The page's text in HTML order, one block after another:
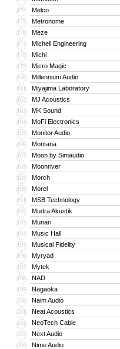
174 Melco
175 Metronome
176 Meze
177 Michell Engineering
178 Michi
179 Micro Magic
180 Millennium Audio
181 Miyajima Laboratory
182 MJ Acoustics
183 MK Sound
184 MoFi Electronics
185 Monitor Audio
186 Montana
187 Moon by Simaudio
188 Moonriver
189 Morch
190 Morel
191 MSB Technology
192 Mudra Akustik
193 Munari
194 Music Hall
195 Musical Fidelity
196 Myryad
197 Mytek
198 NAD
199 Nagaoka
200 Naim Audio
201 Neat Acoustics
202 NeoTech Cable
203 Next Audio
204 Nime Audio